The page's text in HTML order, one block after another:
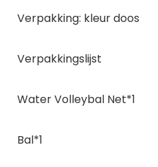
Verpakking: kleur doos
Verpakkingslijst
Water Volleybal Net*1
Bal*1